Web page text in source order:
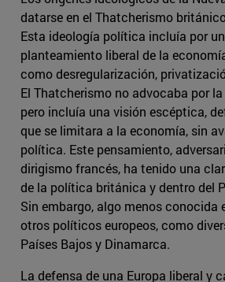
datarse en el Thatcherismo
Esta ideología política incluía por
planteamiento liberal de la
como desregularización,
El Thatcherismo no advocaba por
pero incluía una visión escéptica,
que se limitara a la economía, sin
política. Este pensamiento,
dirigismo francés, ha tenido una
de la política británica y dentro del
Sin embargo, algo menos conocida
otros políticos europeos, como
Países Bajos y Dinamarca.
La defensa de una Europa liberal y